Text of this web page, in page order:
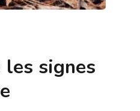
les signes